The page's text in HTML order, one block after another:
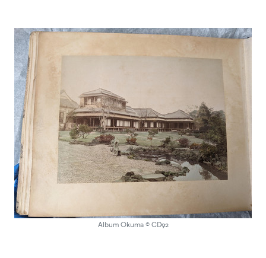
Album Okuma © CD92